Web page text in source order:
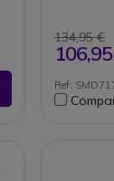
134,95 €
Ref: